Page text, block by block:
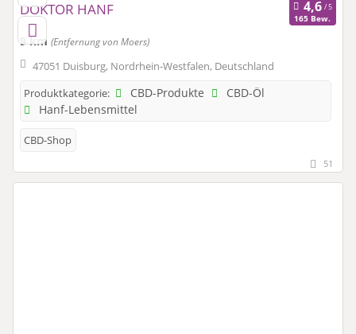
DOKTOR HANF
165 Bew.
9 km (Entfernung von Moers)
47051 Duisburg, Nordrhein-Westfalen, Deutschland
Produktkategorie:
CBD-Produkte
CBD-Öl
Hanf-Lebensmittel
CBD-Shop
51